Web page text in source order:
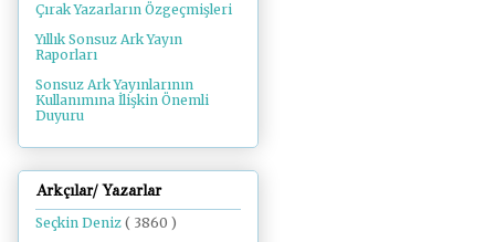
Çırak Yazarların Özgeçmişleri
Yıllık Sonsuz Ark Yayın
Raporları
Sonsuz Ark Yayınlarının
Kullanımına İlişkin Önemli
Duyuru
Arkçılar/ Yazarlar
Seçkin Deniz ( 3860 )